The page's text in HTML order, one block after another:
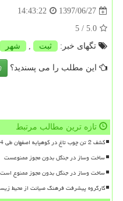
1397/06/27
14:43:22
5.0
/ 5
تگهای خبر:
ثبت , شهر
این مطلب را می پسندید؟
تازه ترین مطالب مرتبط
کشف 2 تن چوب تاغ در کوهپایه اصفهان طی 24 ساعت اخیر 8 نفر دستگیر شدند
ساخت وساز در جنگل بدون مجوز ممنوعست
ساخت وساز در جنگل بدون مجوز ممنوع است
کارگروه پیشرفت فرهنگ صیانت از محیط